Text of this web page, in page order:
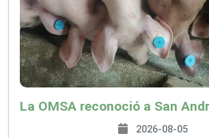
2026-08-05